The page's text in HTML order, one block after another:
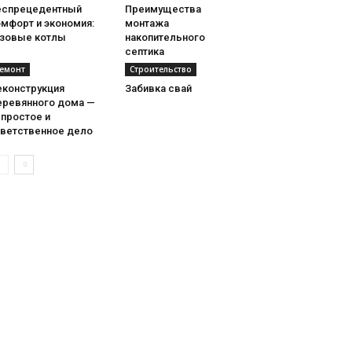
и экономия:
котлы
Преимущества
монтажа
накопительного
септика
дома —
и
дело
Строительство
Забивка свай